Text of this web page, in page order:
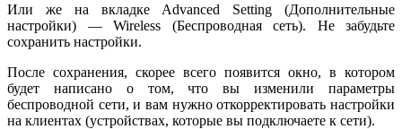
Или же на вкладке Advanced Setting (Дополнительные
настройки) — Wireless (Беспроводная сеть). Не забудьте
сохранить настройки.
После сохранения, скорее всего появится окно, в котором
будет написано о том, что вы изменили параметры
беспроводной сети, и вам нужно откорректировать настройки
на клиентах (устройствах, которые вы подключаете к сети).